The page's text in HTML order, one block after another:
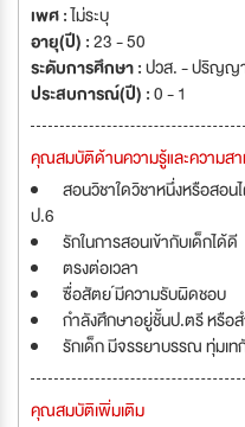
เพศ :ไม่ระบุ
อายุ(ปี) :23 - 50
ระดับการศึกษา :ปวส. - ปริญญ
ประสบการณ์(ปี) :0 - 1
คุณสมบัติด้านความรู้และความส
สอนวิชาใดวิชาหนึ่งหรือสอ
ป.6
รักในการสอนเข้ากับเด็กได้ดี
ตรงต่อเวลา
ซื่อสัตย ์มีความรับผิดชอบ
กำลังศึกษาอยู่ชั้นป.ตรี หรือ
รักเด็ก มีจรรยาบรรณ ทุ่มเ
คุณสมบัติเพิ่มเติม